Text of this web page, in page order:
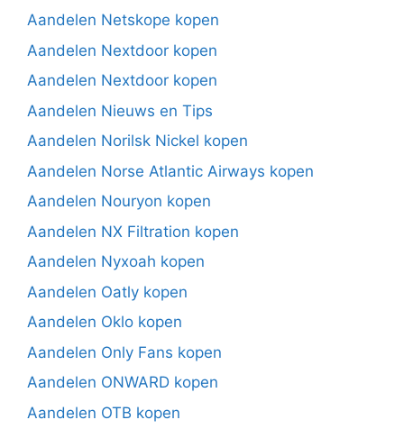
Aandelen Netskope kopen
Aandelen Nextdoor kopen
Aandelen Nextdoor kopen
Aandelen Nieuws en Tips
Aandelen Norilsk Nickel kopen
Aandelen Norse Atlantic Airways kopen
Aandelen Nouryon kopen
Aandelen NX Filtration kopen
Aandelen Nyxoah kopen
Aandelen Oatly kopen
Aandelen Oklo kopen
Aandelen Only Fans kopen
Aandelen ONWARD kopen
Aandelen OTB kopen